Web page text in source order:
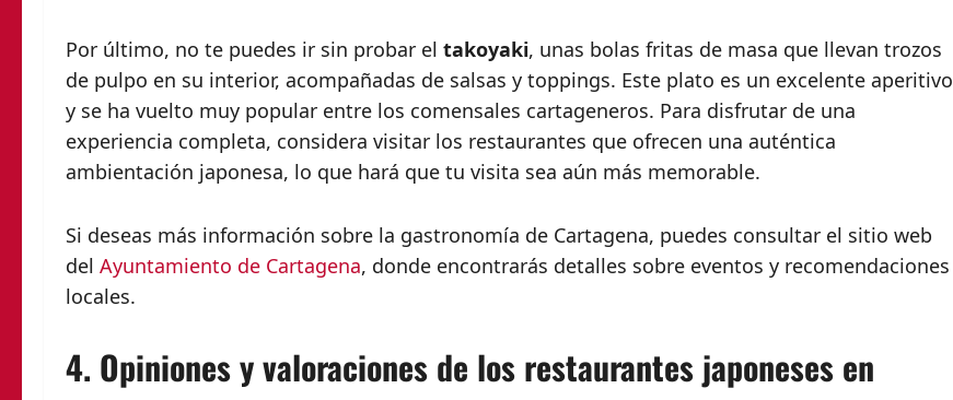
Por último, no te puedes ir sin probar el takoyaki, unas bolas fritas de masa que llevan trozos
de pulpo en su interior, acompañadas de salsas y toppings. Este plato es un excelente aperitivo
y se ha vuelto muy popular entre los comensales cartageneros. Para disfrutar de una
experiencia completa, considera visitar los restaurantes que ofrecen una auténtica
ambientación japonesa, lo que hará que tu visita sea aún más memorable.
Si deseas más información sobre la gastronomía de Cartagena, puedes consultar el sitio web
del Ayuntamiento de Cartagena, donde encontrarás detalles sobre eventos y recomendaciones
locales.
4. Opiniones y valoraciones de los restaurantes japoneses en